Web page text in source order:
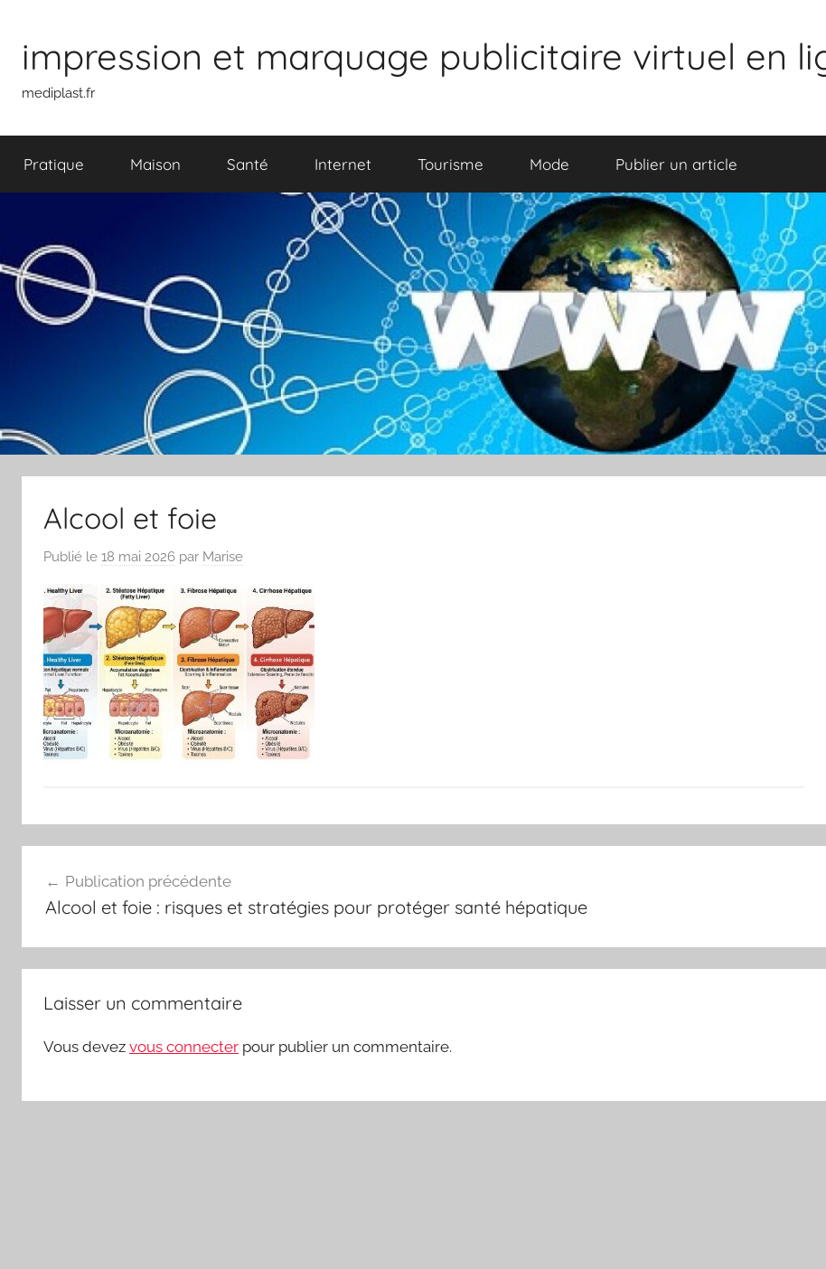
contenuimpression et marquage publicitaire virtuel en
mediplast.fr
Pratique Maison Santé Internet Tourisme Mode Publier un article
Alcool et foie
Publié le 18 mai 2026 par Marise
de
Publication précédente
Alcool et foie : risques et stratégies pour protéger santé hépatique
Laisser un commentaire
Vous devez vous connecter pour publier un commentaire.